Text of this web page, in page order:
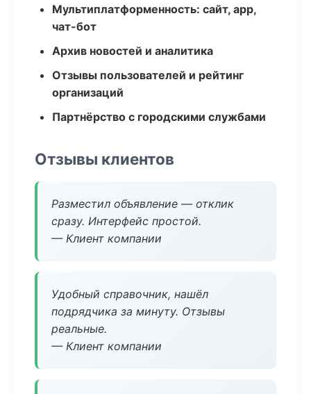
Мультиплатформенность: сайт, app,
чат-бот
Архив новостей и аналитика
Отзывы пользователей и рейтинг
организаций
Партнёрство с городскими службами
Отзывы клиентов
Разместил объявление — отклик
сразу. Интерфейс простой.
— Клиент компании
Удобный справочник, нашёл
подрядчика за минуту. Отзывы
реальные.
— Клиент компании